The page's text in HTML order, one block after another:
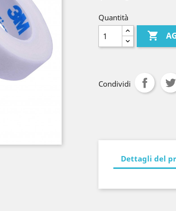
Quantità

Condividi
Dettagli del